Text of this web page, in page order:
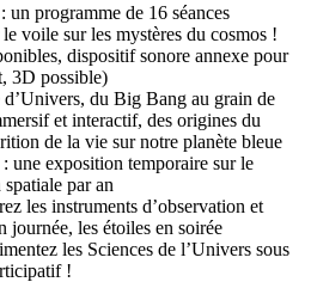
un programme de 16 séances
voile sur les mystères du cosmos !
dispositif sonore annexe pour
3D possible)
du Big Bang au grain de
et interactif, des origines du
de la vie sur notre planète bleue
une exposition temporaire sur le
par an
les instruments d’observation et
journée, les étoiles en soirée
les Sciences de l’Univers sous
!